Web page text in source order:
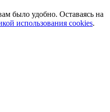
было удобно. Оставаясь на
использования cookies.